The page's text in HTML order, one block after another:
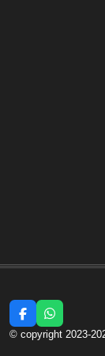
F
a
c
W
h
a
© copyright 2023-